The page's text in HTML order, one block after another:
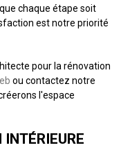
chaque étape soit
est notre priorité
pour la rénovation
ou contactez notre
l'espace